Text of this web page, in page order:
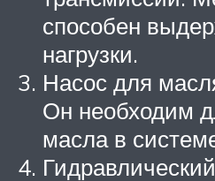
способен
нагрузки.
Насос для
Он необходим
масла в